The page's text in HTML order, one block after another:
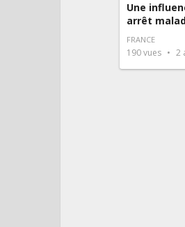
Une
arrêt
FRANCE
190vues 2